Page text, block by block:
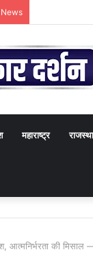
महाराष्ट्र
आत्मनिर्भरता की मिसाल